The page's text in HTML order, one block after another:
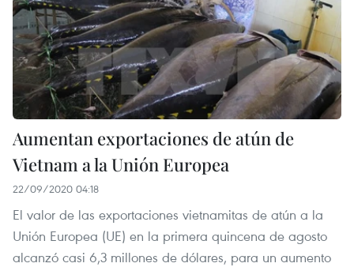
Aumentan exportaciones de atún de
Vietnam a la Unión Europea
22/09/2020 04:18
El valor de las exportaciones vietnamitas de atún a la
Unión Europea (UE) en la primera quincena de agosto
alcanzó casi 6,3 millones de dólares, para un aumento